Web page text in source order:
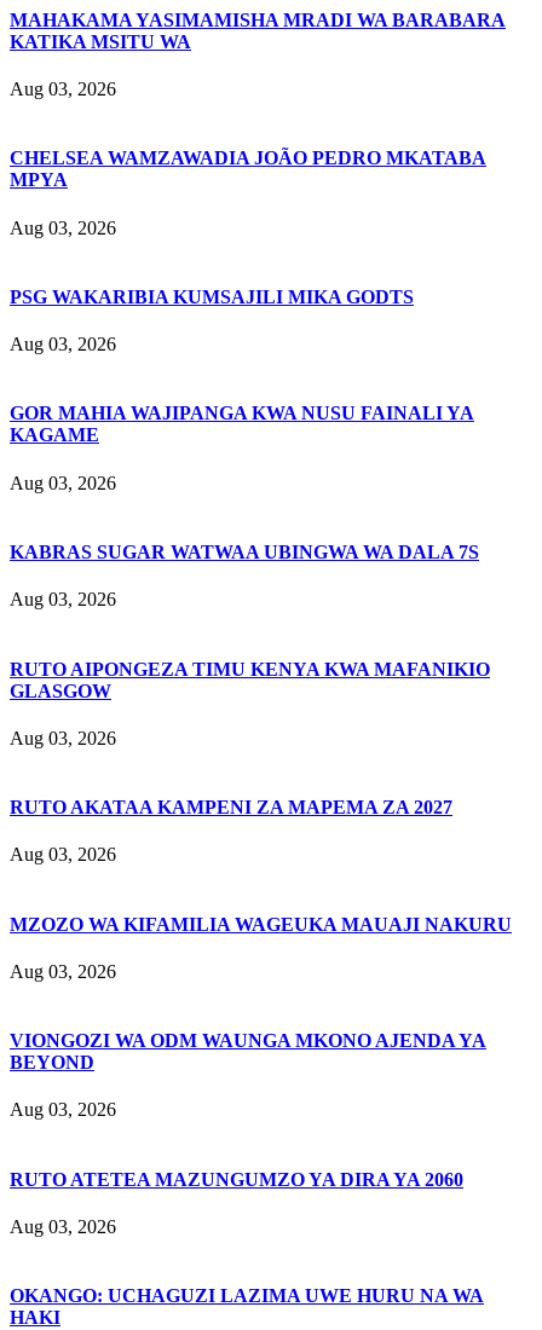
MAHAKAMA YASIMAMISHA MRADI WA BARABARA
KATIKA MSITU WA
Aug 03, 2026
CHELSEA WAMZAWADIA JOÃO PEDRO MKATABA
MPYA
Aug 03, 2026
PSG WAKARIBIA KUMSAJILI MIKA GODTS
Aug 03, 2026
GOR MAHIA WAJIPANGA KWA NUSU FAINALI YA
KAGAME
Aug 03, 2026
KABRAS SUGAR WATWAA UBINGWA WA DALA 7S
Aug 03, 2026
RUTO AIPONGEZA TIMU KENYA KWA MAFANIKIO
GLASGOW
Aug 03, 2026
RUTO AKATAA KAMPENI ZA MAPEMA ZA 2027
Aug 03, 2026
MZOZO WA KIFAMILIA WAGEUKA MAUAJI NAKURU
Aug 03, 2026
VIONGOZI WA ODM WAUNGA MKONO AJENDA YA
BEYOND
Aug 03, 2026
RUTO ATETEA MAZUNGUMZO YA DIRA YA 2060
Aug 03, 2026
OKANGO: UCHAGUZI LAZIMA UWE HURU NA WA
HAKI